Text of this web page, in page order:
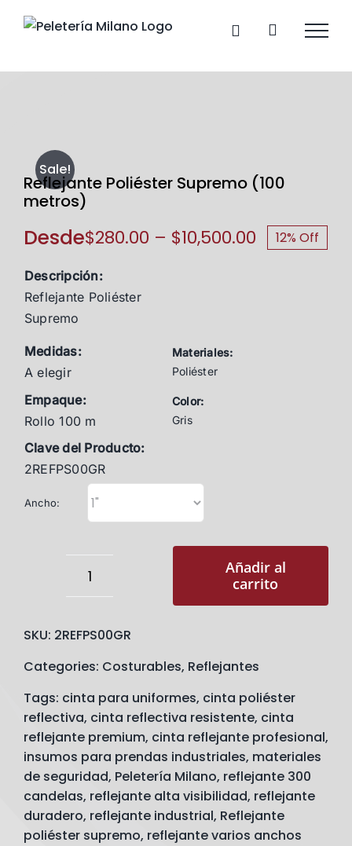
Sale!
Reflejante Poliéster Supremo (100
metros)
Desde$280.00 – $10,500.00 Price
12% Off
Descripción:
Reflejante Poliéster
Supremo
Medidas:
A elegir
Materiales:
Poliéster
Empaque:
Rollo 100 m
Color:
Gris
Clave del Producto:
2REFPS00GR
Ancho:
Reflejante
Supremo
(100
cantidad
Añadir al
carrito
SKU: 2REFPS00GR
Categories: Costurables, Reflejantes
Tags: cinta para uniformes, cinta poliéster
reflectiva, cinta reflectiva resistente, cinta
reflejante premium, cinta reflejante profesional,
insumos para prendas industriales, materiales
de seguridad, Peletería Milano, reflejante 300
candelas, reflejante alta visibilidad, reflejante
duradero, reflejante industrial, Reflejante
poliéster supremo, reflejante varios anchos